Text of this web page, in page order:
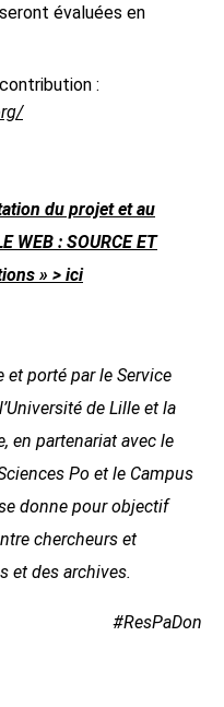
évaluées en
:
du projet et au
WEB : SOURCE ET
» > ici
et porté par le Service
de Lille et la
en partenariat avec le
Po et le Campus
donne pour objectif
chercheurs et
et des archives.
#ResPaDon